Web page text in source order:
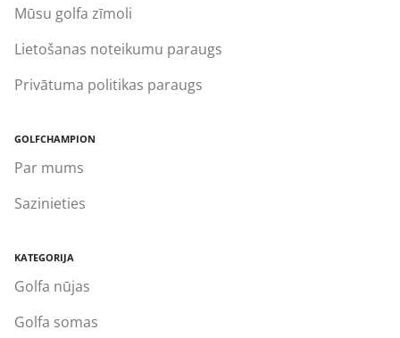
Mūsu golfa zīmoli
Lietošanas noteikumu paraugs
Privātuma politikas paraugs
GOLFCHAMPION
Par mums
Sazinieties
KATEGORIJA
Golfa nūjas
Golfa somas